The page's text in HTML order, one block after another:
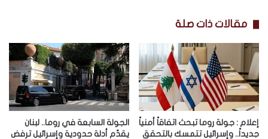
مقالات ذات صلة
إعلام : جولة روما تبحث اتفاقاً أمنياً
جديداً.. وإسرائيل تتمسك بالتحقق
الجولة السابعة في روما.. لبنان
يقدّم أدلة حدودية وإسرائيل ترفض